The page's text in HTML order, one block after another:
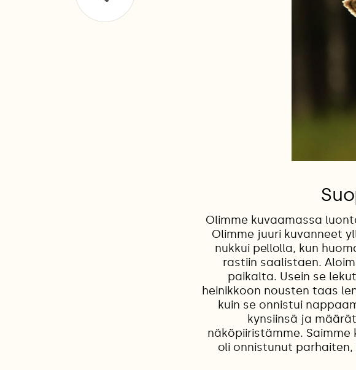
Olimme kuvaamassa
Olimme juuri kuvanneet
nukkui pellolla, kun
rastiin saalistaen.
paikalta. Usein se
heinikkoon nousten taas
kuin se onnistui
kynsiinsä ja
näköpiiristämme.
oli onnistunut